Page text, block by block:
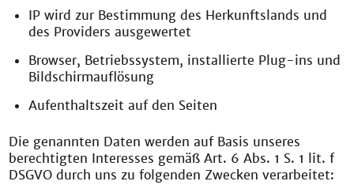
IP wird zur Bestimmung des Herkunftslands und
des Providers ausgewertet
Browser, Betriebssystem, installierte Plug-ins und
Bildschirmauflösung
Aufenthaltszeit auf den Seiten
Die genannten Daten werden auf Basis unseres
berechtigten Interesses gemäß Art. 6 Abs. 1 S. 1 lit. f
DSGVO durch uns zu folgenden Zwecken verarbeitet: